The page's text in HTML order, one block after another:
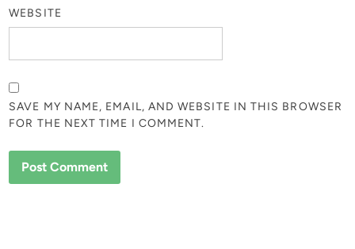
WEBSITE
SAVE MY NAME, EMAIL, AND WEBSITE IN THIS BROWSER
FOR THE NEXT TIME I COMMENT.